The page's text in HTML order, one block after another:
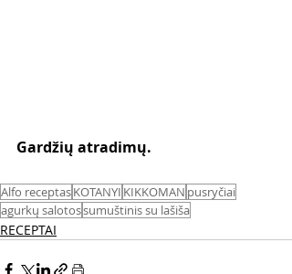
Gardžių atradimų.
Alfo receptasKOTANYI KIKKOMAN pusryčiai
agurkų salotossumuštinis su lašiša
RECEPTAI